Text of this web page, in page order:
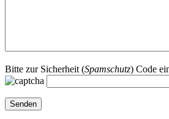
Bitte zur Sicherheit (Spamschutz) Code